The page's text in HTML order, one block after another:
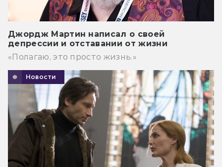
Джордж Мартин написал о своей
депрессии и отставании от жизни
«Полагаю, это просто жизнь.»
Новости